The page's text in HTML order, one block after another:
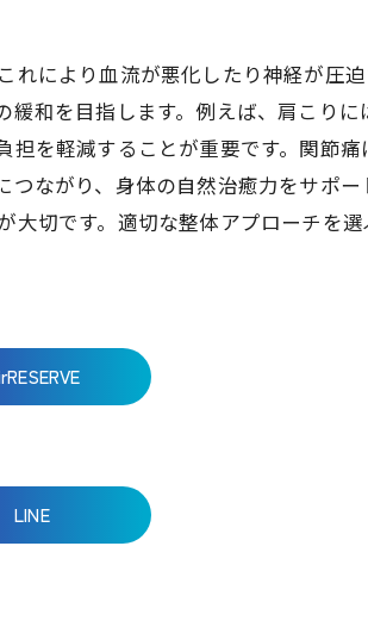
により血流が悪化したり神経が圧
和を目指します。例えば、肩こりに
を軽減することが重要です。関節
ながり、身体の自然治癒力をサポ
切です。適切な整体アプローチを
LINE